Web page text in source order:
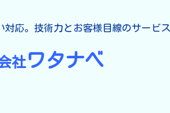
対応。技術力とお客様目線のサービ
社ワタナベ